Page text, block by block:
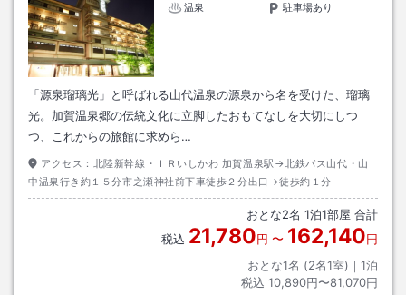
温泉
駐車場あり
「源泉瑠璃光」と呼ばれる山代温泉の源泉から名を受けた、瑠璃
光。加賀温泉郷の伝統文化に立脚したおもてなしを大切にしつ
つ、これからの旅館に求めら…
アクセス： 北陸新幹線・ＩＲいしかわ 加賀温泉駅→北鉄バス山代・山
中温泉行き約１５分市之瀬神社前下車徒歩２分出口→徒歩約１分
おとな2名 1泊1部屋 合計
税込 21,780円 〜 162,140円
おとな1名 (2名1室)｜ 1泊
税込 10,890円〜81,070円